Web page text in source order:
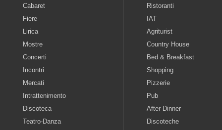
Cabaret
Fiere
Lirica
Mostre
Concerti
Incontri
Mercati
Intrattenimento
Discoteca
Teatro-Danza
Ristoranti
IAT
Agriturist
Country House
Bed & Breakfast
Shopping
Pizzerie
Pub
After Dinner
Discoteche